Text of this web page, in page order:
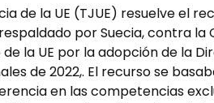
de la UE (TJUE) resuelve el
por Suecia, contra la
la UE por la adopción de la
de 2022,. El recurso se
en las competencias